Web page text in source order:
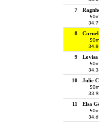
7
8
9
10 Julie
11 Elsa